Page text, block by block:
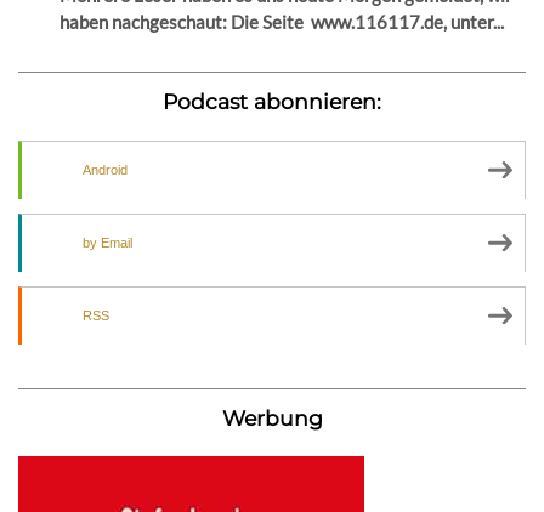
haben nachgeschaut: Die Seite www.116117.de, unter...
Podcast abonnieren:
Android
by Email
RSS
Werbung